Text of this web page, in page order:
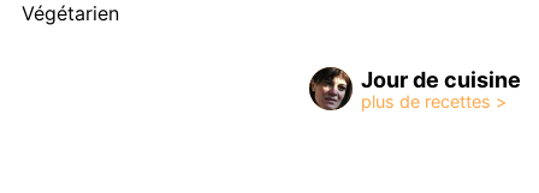
Végétarien
Jour de cuisine